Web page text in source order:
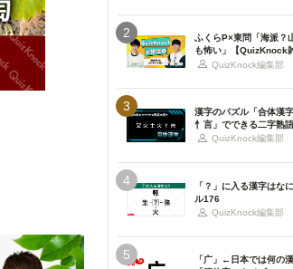
2
ふくらP×東問「海派？
も怖い」【QuizKnock
QuizKnock編集部
3
漢字のパズル「合体漢
忄言」でできる二字熟
QuizKnock編集部
4
「？」に入る漢字はな
ル176
QuizKnock編集部
5
「广」←日本では何の